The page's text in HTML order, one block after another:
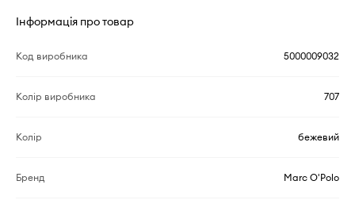
Інформація про товар
Код виробника 5000009032
Колір виробника 707
Колір бежевий
Бренд Marc O'Polo